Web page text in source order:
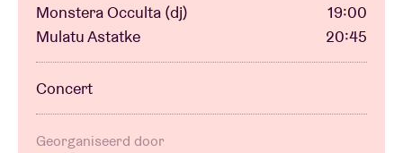
Contact
Monstera Occulta (dj)
19:00
Mulatu Astatke
20:45
Concert
Georganiseerd door